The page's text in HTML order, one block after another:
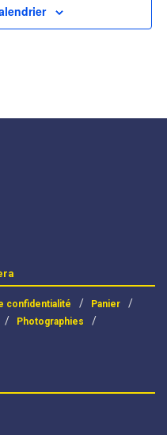
confidentialité
Panier
Photographies